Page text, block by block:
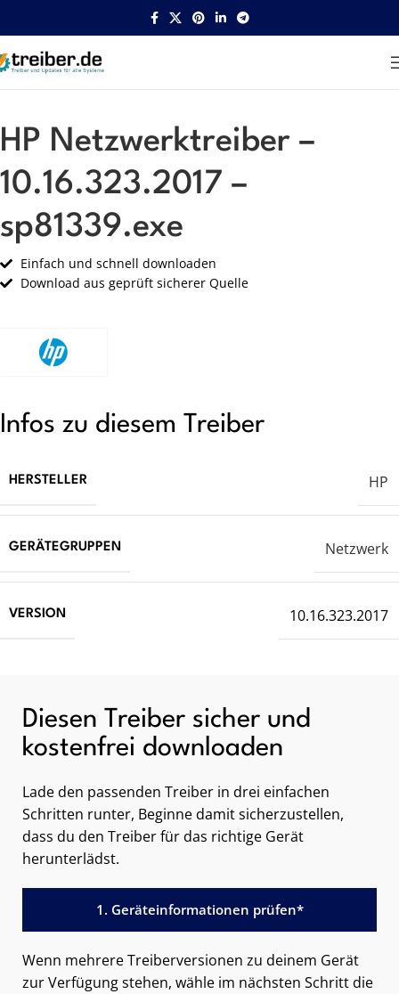
Startseite HP Netzwerk
HP Netzwerktreiber –
10.16.323.2017 –
sp81339.exe
Einfach und schnell downloaden
Download aus geprüft sicherer Quelle
Infos zu diesem Treiber
HERSTELLER HP
GERÄTEGRUPPEN Netzwerk
VERSION 10.16.323.2017
Diesen Treiber sicher und
kostenfrei downloaden
Lade den passenden Treiber in drei einfachen
Schritten runter, Beginne damit sicherzustellen,
dass du den Treiber für das richtige Gerät
herunterlädst.
1. Geräteinformationen prüfen*
Wenn mehrere Treiberversionen zu deinem Gerät
zur Verfügung stehen, wähle im nächsten Schritt die